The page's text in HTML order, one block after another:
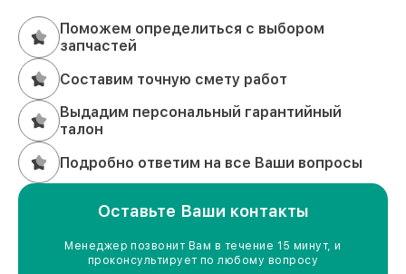
Поможем определиться с выбором
запчастей
Составим точную смету работ
Выдадим персональный гарантийный
талон
Подробно ответим на все Ваши вопросы
Оставьте Ваши контакты
Менеджер позвонит Вам в течение 15 минут, и
проконсультирует по любому вопросу